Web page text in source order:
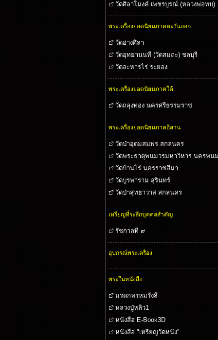
วัดศิลาโมงค์ เพชรบูรณ์ (หลวงพ่อทบ)
พระเครื่องยอดนิยมภาคตะวันออก
วัดอ่างศิลา
วัดอุทยานนที (วัดสมถะ) ชลบุรี
วัดละหารไร่ ระยอง
พระเครื่องยอดนิยมภาคใต้
วัดถลุงทอง นครศรีธรรมราช
พระเครื่องยอดนิยมภาคอีสาน
วัดป่าอุดมสมพร สกลนคร
วัดพระธาตุพนมวรมหาวิหาร นครพน
วัดบ้านไร่ นครราชสีมา
วัดบูรพาราม สุรินทร์
วัดป่าสุทธาวาส สกลนคร
เหรียญที่ระลึกบุคคลสำคัญ
รัชกาลที่ ๙
อุปกรณ์พระเครื่อง
พระในหนังสือ
มรดกพรหมรังสี
หลวงปู่หลิว1
หนังสือ E-Book3D
หนังสือ "เหรียญวัดหนัง"